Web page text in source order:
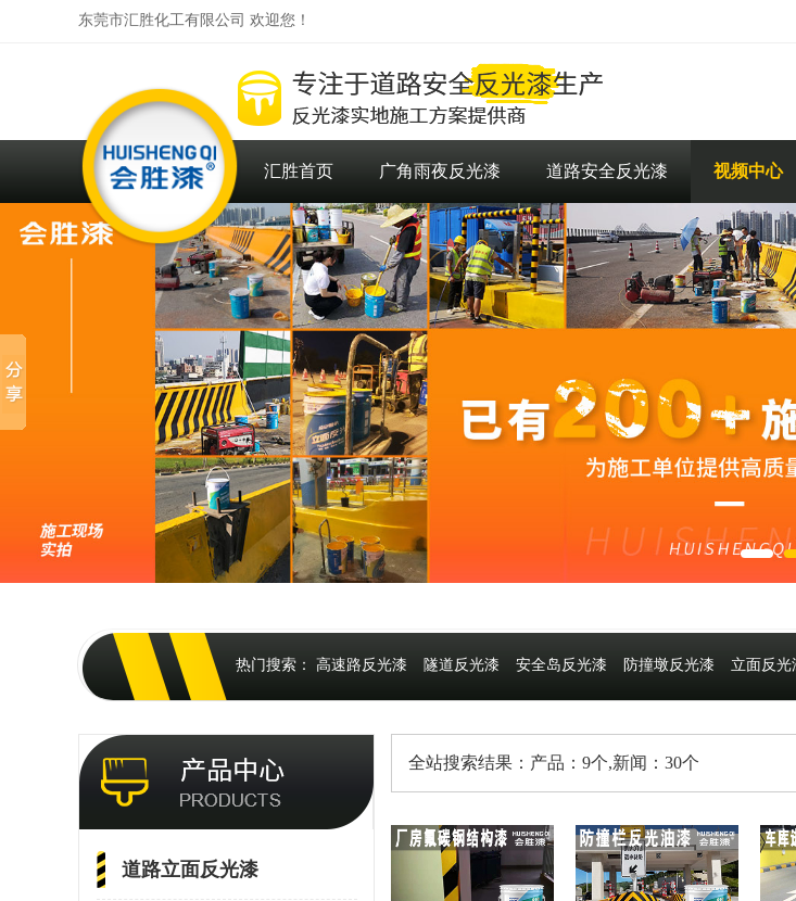
东莞市汇胜化工有限公司 欢迎您！
汇胜首页 广角雨夜反光漆 道路安全反光漆 视频中心
热门搜索： 高速路反光漆 隧道反光漆 安全岛反光漆 防撞墩反光漆 立面反光
道路立面反光漆
全站搜索结果：产品：9个,新闻：30个